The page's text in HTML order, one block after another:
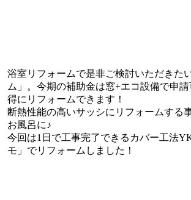
浴室リフォームで是非ご検討いただきた
ム」。今期の補助金は窓+エコ設備で申
得にリフォームできます！
断熱性能の高いサッシにリフォームする
お風呂に♪
今回は1日で工事完了できるカバー工法
モ」でリフォームしました！